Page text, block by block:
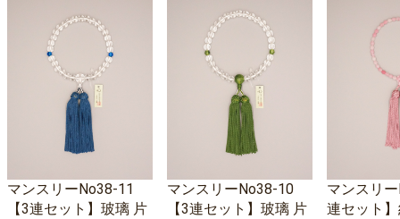
マンスリーNo38-11
【3連セット】玻璃 片
マンスリーNo38-10
【3連セット】玻璃 片
マンスリ
連セット